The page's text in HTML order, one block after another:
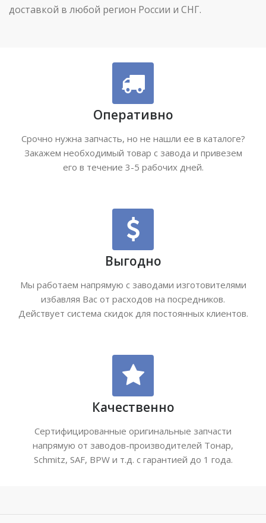
доставкой в любой регион России и СНГ.
Оперативно
Срочно нужна запчасть, но не нашли ее в каталоге?
Закажем необходимый товар с завода и привезем
его в течение 3-5 рабочих дней.
Выгодно
Мы работаем напрямую с заводами изготовителями
избавляя Вас от расходов на посредников.
Действует система скидок для постоянных клиентов.
Качественно
Сертифицированные оригинальные запчасти
напрямую от заводов-производителей Тонар,
Schmitz, SAF, BPW и т.д. с гарантией до 1 года.